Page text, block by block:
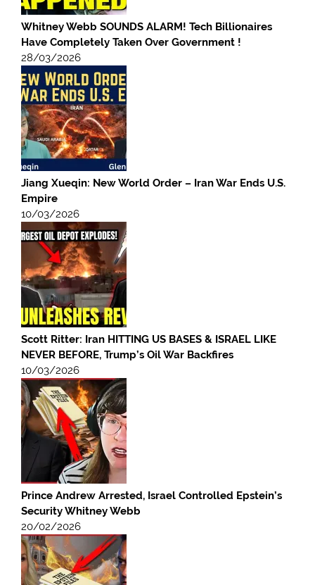
Whitney Webb SOUNDS ALARM! Tech Billionaires
Have Completely Taken Over Government !
28/03/2026
Jiang Xueqin: New World Order – Iran War Ends U.S.
Empire
10/03/2026
Scott Ritter: Iran HITTING US BASES & ISRAEL LIKE
NEVER BEFORE, Trump’s Oil War Backfires
10/03/2026
Prince Andrew Arrested, Israel Controlled Epstein’s
Security Whitney Webb
20/02/2026